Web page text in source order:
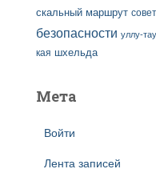
скальный маршрут
безопасности уллу-тау
кая шхельда
Мета
Войти
Лента записей